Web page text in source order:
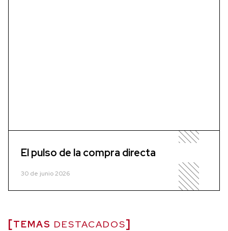
El pulso de la compra directa
30 de junio 2026
TEMAS DESTACADOS